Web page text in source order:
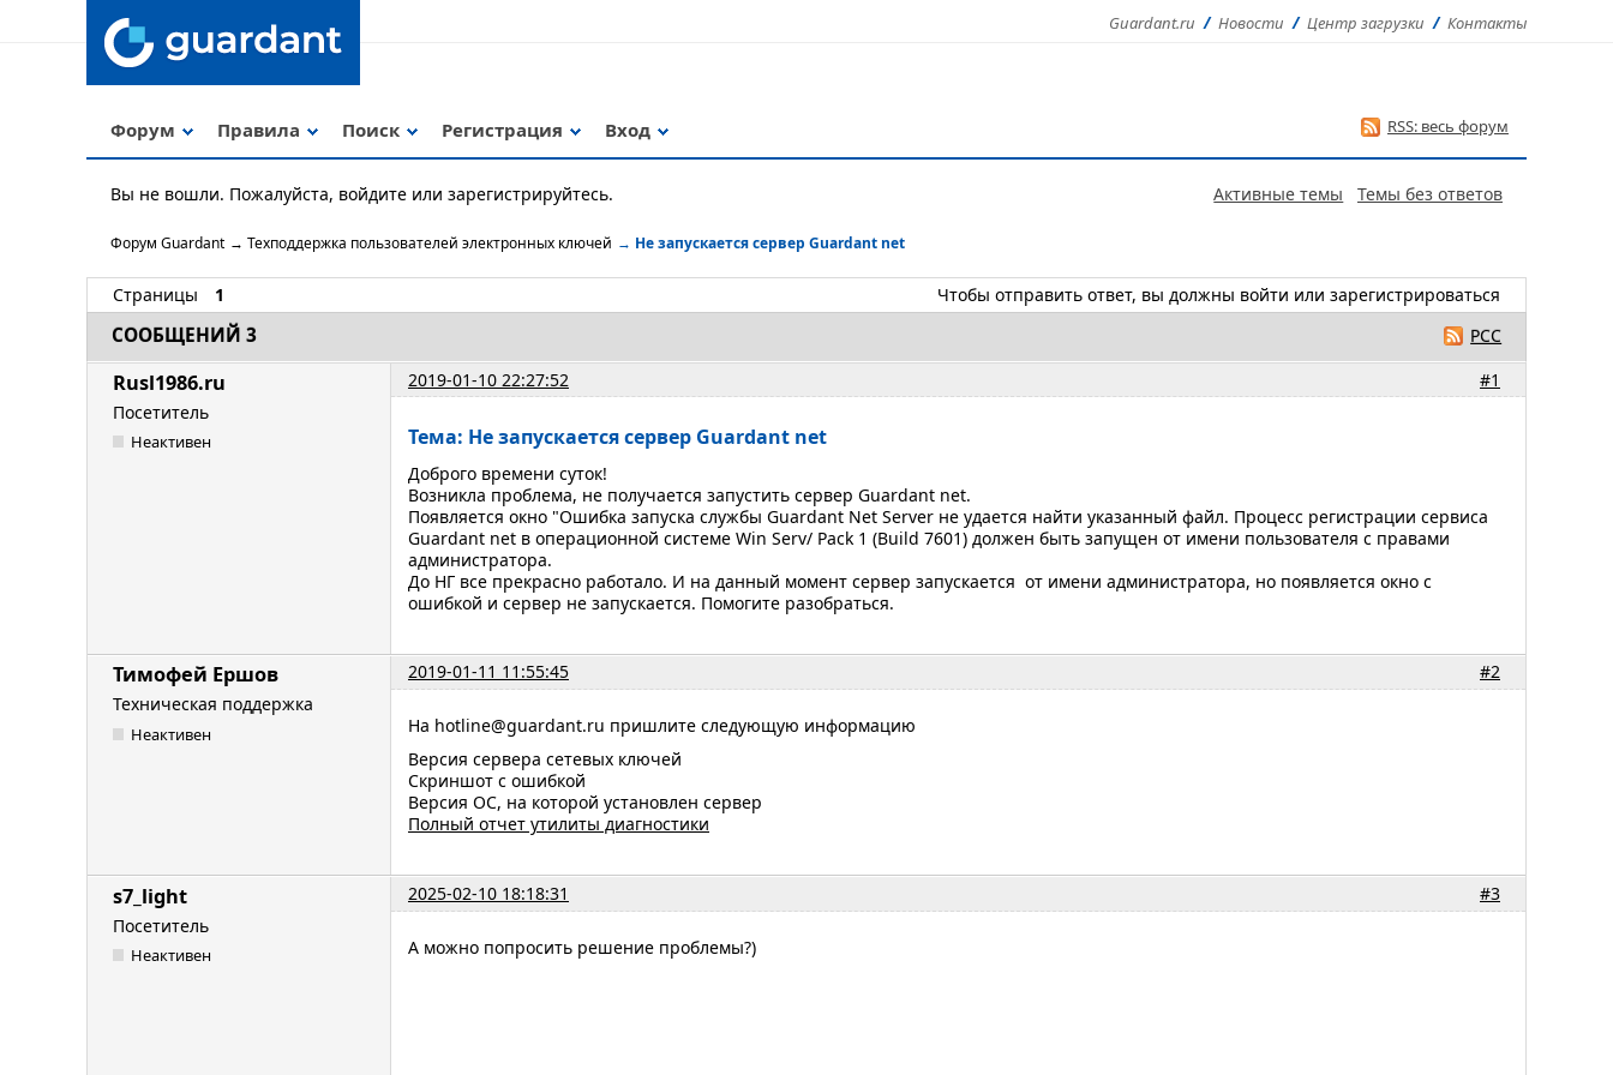
Guardant.ru Новости Центр загрузки Контакты
Форум Правила Поиск Регистрация Вход RSS: весь форум
Активные темы Темы без ответов
Вы не вошли. Пожалуйста, войдите или зарегистрируйтесь.
Форум Guardant → Техподдержка пользователей электронных ключей → Не запускается сервер Guardant net
Страницы 1 Чтобы отправить ответ, вы должны войти или зарегистрироваться
РСС
СООБЩЕНИЙ 3
#1
Rusl1986.ru
2019-01-10 22:27:52
Посетитель
Неактивен Тема: Не запускается сервер Guardant net
Доброго времени суток!
Возникла проблема, не получается запустить сервер Guardant net.
Появляется окно "Ошибка запуска службы Guardant Net Server не удается найти указанный файл. Процесс регистрации сервиса
Guardant net в операционной системе Win Serv/ Pack 1 (Build 7601) должен быть запущен от имени пользователя с правами
администратора.
До НГ все прекрасно работало. И на данный момент сервер запускается от имени администратора, но появляется окно с
ошибкой и сервер не запускается. Помогите разобраться.
#2
Тимофей Ершов
2019-01-11 11:55:45
Техническая поддержка
Неактивен
На hotline@guardant.ru пришлите следующую информацию
Версия сервера сетевых ключей
Скриншот с ошибкой
Версия ОС, на которой установлен сервер
Полный отчет утилиты диагностики
#3
s7_light
2025-02-10 18:18:31
Посетитель
Неактивен А можно попросить решение проблемы?)